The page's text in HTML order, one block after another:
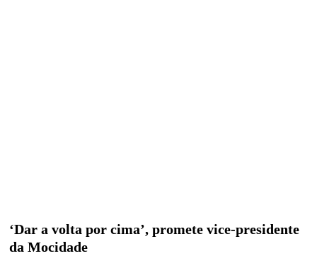
‘Dar a volta por cima’, promete vice-presidente
da Mocidade